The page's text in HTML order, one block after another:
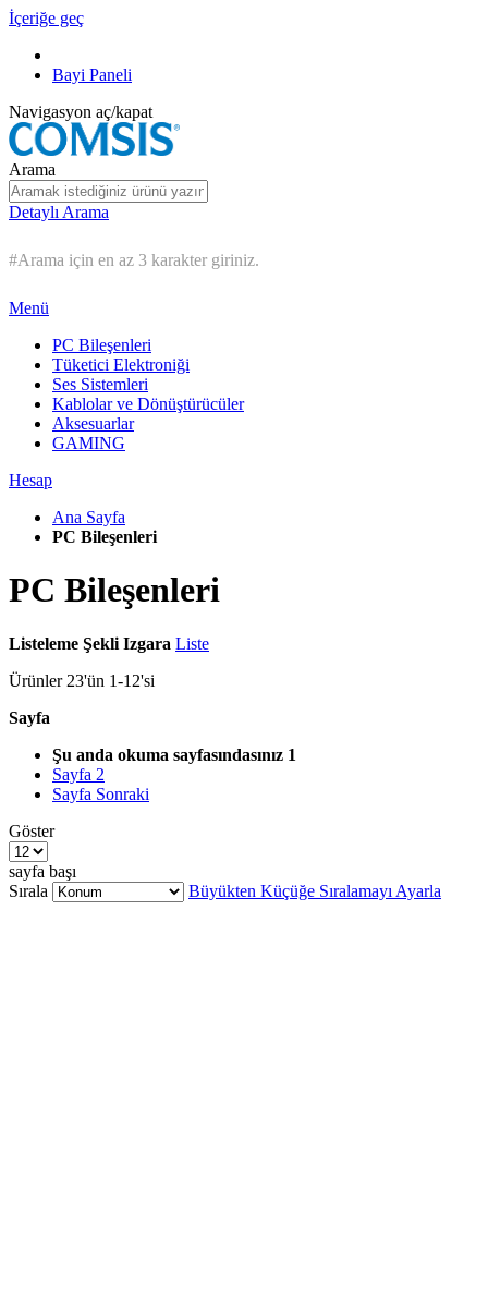
İçeriğe geç
Bayi Paneli
Navigasyon aç/kapat
Arama
Detaylı Arama
#Arama için en az 3 karakter giriniz.
Menü
PC Bileşenleri
Tüketici Elektroniği
Ses Sistemleri
Kablolar ve Dönüştürücüler
Aksesuarlar
GAMING
Hesap
Ana Sayfa
PC Bileşenleri
PC Bileşenleri
Listeleme Şekli Izgara Liste
Ürünler 23'ün 1-12'si
Sayfa
Şu anda okuma sayfasındasınız 1
Sayfa 2
Sayfa Sonraki
Göster
sayfa başı
Sırala
Büyükten Küçüğe Sıralamayı Ayarla